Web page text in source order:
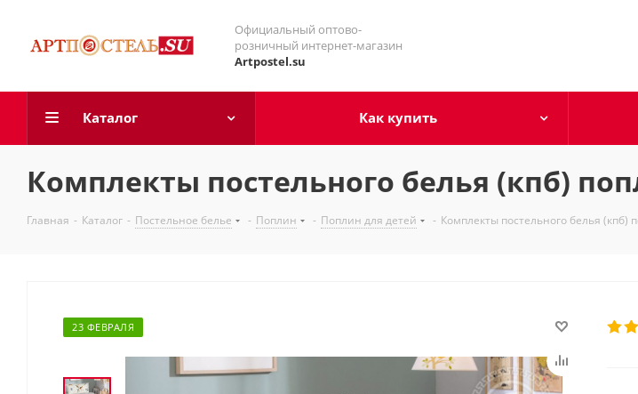
Официальный оптово-
розничный интернет-магазин
Artpostel.su
Каталог Как купить
Комплекты постельного белья (кпб)
Главная - Каталог - Постельное белье - Поплин - Поплин для детей - Комплекты постельного белья (кпб)
23 ФЕВРАЛЯ